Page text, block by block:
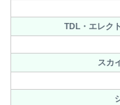
TDL・エレク
スカ